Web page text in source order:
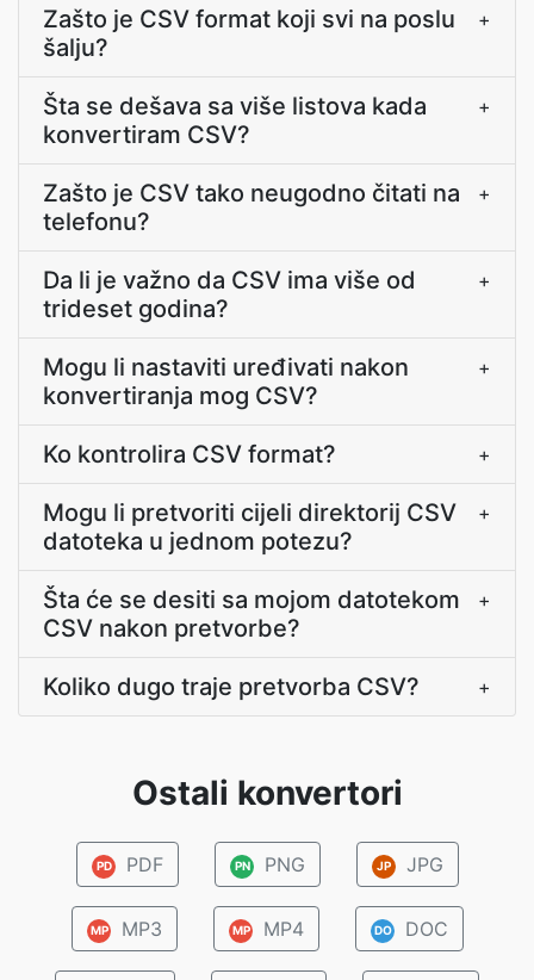
Zašto je CSV format koji svi na poslu
šalju?
+
Šta se dešava sa više listova kada
konvertiram CSV?
+
Zašto je CSV tako neugodno čitati na
telefonu?
+
Da li je važno da CSV ima više od
trideset godina?
+
Mogu li nastaviti uređivati nakon
konvertiranja mog CSV?
+
Ko kontrolira CSV format? +
Mogu li pretvoriti cijeli direktorij CSV
datoteka u jednom potezu?
+
Šta će se desiti sa mojom datotekom
CSV nakon pretvorbe?
+
Koliko dugo traje pretvorba CSV? +
Ostali konvertori
PD PDF PN PNG JP JPG
MP MP3 MP MP4 DO DOC